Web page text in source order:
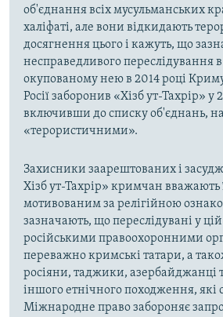
об'єднання всіх мусульманських
халіфаті, але вони відкидають
досягнення цього і кажуть, що
несправедливого переслідування в
окупованому нею в 2014 році
Росії заборонив «Хізб ут-Тахрір» у
включивши до списку об'єднань,
«терористичними».
Захисники заарештованих і
Хізб ут-Тахрір» кримчан вважають
мотивованим за релігійною
зазначають, що переслідувані у цій
російськими правоохоронними
переважно кримські татари, а
росіяни, таджики, азербайджанці
іншого етнічного походження, які
Міжнародне право забороняє